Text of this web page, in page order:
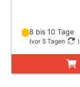
8 bis 10 Tage
(vor 5 Tagen )